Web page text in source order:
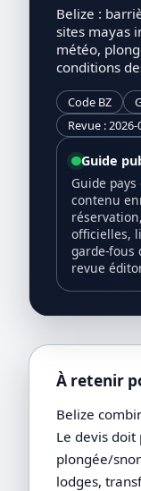
Belize :
sites mayas
météo,
conditions
Code BZ
Revue : 2026-
Guide
Guide
contenu
officielles,
garde-fous
revue
À retenir
Belize
Le devis doit
plongée/
lodges,